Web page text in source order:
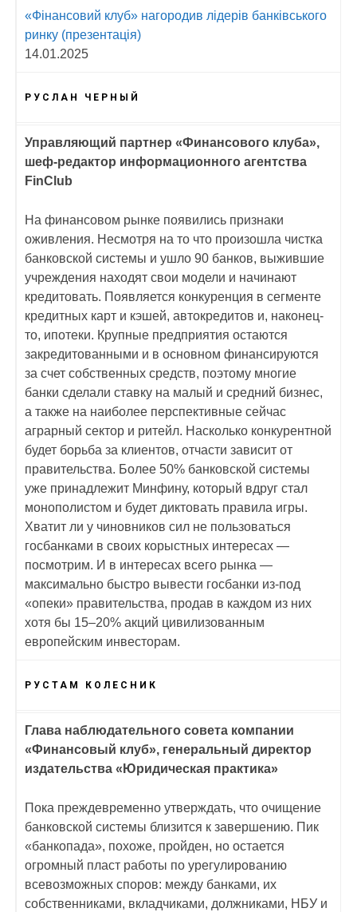
«Фінансовий клуб» нагородив лідерів банківського
ринку (презентація)
14.01.2025
РУСЛАН ЧЕРНЫЙ
Управляющий партнер «Финансового клуба»,
шеф-редактор информационного агентства
FinClub
На финансовом рынке появились признаки
оживления. Несмотря на то что произошла чистка
банковской системы и ушло 90 банков, выжившие
учреждения находят свои модели и начинают
кредитовать. Появляется конкуренция в сегменте
кредитных карт и кэшей, автокредитов и, наконец-
то, ипотеки. Крупные предприятия остаются
закредитованными и в основном финансируются
за счет собственных средств, поэтому многие
банки сделали ставку на малый и средний бизнес,
а также на наиболее перспективные сейчас
аграрный сектор и ритейл. Насколько конкурентной
будет борьба за клиентов, отчасти зависит от
правительства. Более 50% банковской системы
уже принадлежит Минфину, который вдруг стал
монополистом и будет диктовать правила игры.
Хватит ли у чиновников сил не пользоваться
госбанками в своих корыстных интересах —
посмотрим. И в интересах всего рынка —
максимально быстро вывести госбанки из-под
«опеки» правительства, продав в каждом из них
хотя бы 15–20% акций цивилизованным
европейским инвесторам.
РУСТАМ КОЛЕСНИК
Глава наблюдательного совета компании
«Финансовый клуб», генеральный директор
издательства «Юридическая практика»
Пока преждевременно утверждать, что очищение
банковской системы близится к завершению. Пик
«банкопада», похоже, пройден, но остается
огромный пласт работы по урегулированию
всевозможных споров: между банками, их
собственниками, вкладчиками, должниками, НБУ и